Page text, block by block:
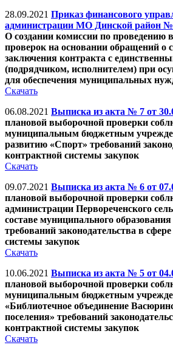
28.09.2021 Приказ финансового
администрации МО Динской район №
О создании комиссии по проведению
проверок на основании обращений о
заключения контракта с
(подрядчиком, исполнителем) при
для обеспечения муниципальных
Скачать
06.08.2021 Выписка из акта № 7 от
плановой выборочной проверки
муниципальным бюджетным
развитию «Спорт» требований
контрактной системы закупок
Скачать
09.07.2021 Выписка из акта № 6 от
плановой выборочной проверки
администрации Первореченского
составе муниципального
требований законодательства в
системы закупок
Скачать
10.06.2021 Выписка из акта № 5 от
плановой выборочной проверки
муниципальным бюджетным
«Библиотечное объединение
поселения» требований
контрактной системы закупок
Скачать